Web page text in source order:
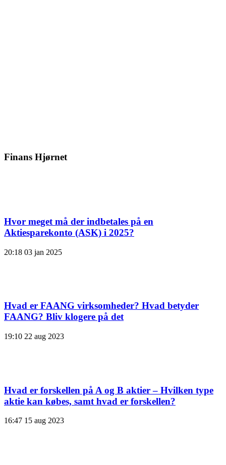
Finans Hjørnet
Hvor meget må der indbetales på en
Aktiesparekonto (ASK) i 2025?
20:18 03 jan 2025
Hvad er FAANG virksomheder? Hvad betyder
FAANG? Bliv klogere på det
19:10 22 aug 2023
Hvad er forskellen på A og B aktier – Hvilken type
aktie kan købes, samt hvad er forskellen?
16:47 15 aug 2023